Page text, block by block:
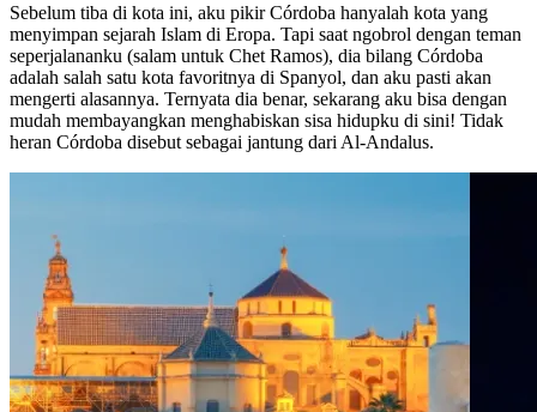
Sebelum tiba di kota ini, aku pikir Córdoba hanyalah kota yang
menyimpan sejarah Islam di Eropa. Tapi saat ngobrol dengan teman
seperjalananku (salam untuk Chet Ramos), dia bilang Córdoba
adalah salah satu kota favoritnya di Spanyol, dan aku pasti akan
mengerti alasannya. Ternyata dia benar, sekarang aku bisa dengan
mudah membayangkan menghabiskan sisa hidupku di sini! Tidak
heran Córdoba disebut sebagai jantung dari Al-Andalus.